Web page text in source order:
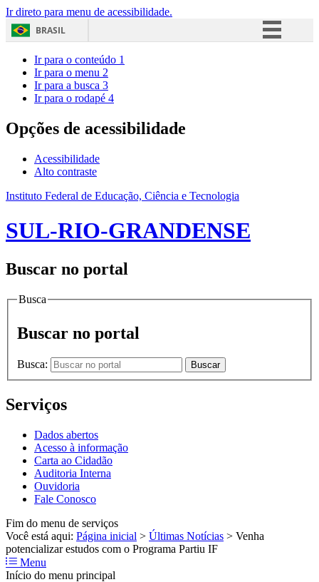
Ir direto para menu de acessibilidade.
BRASIL
Acesso à informação
Ir para o conteúdo 1
Ir para o menu 2
Ir para a busca 3
Ir para o rodapé 4
Opções de acessibilidade
Acessibilidade
Alto contraste
Instituto Federal de Educação, Ciência e Tecnologia
SUL-RIO-GRANDENSE
Buscar no portal
Busca
Buscar no portal
Busca: Buscar
Serviços
Dados abertos
Acesso à informação
Carta ao Cidadão
Auditoria Interna
Ouvidoria
Fale Conosco
Fim do menu de serviços
Você está aqui: Página inicial > Últimas Notícias > Venha
potencializar estudos com o Programa Partiu IF
Menu
Início do menu principal